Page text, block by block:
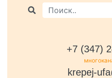
+7 (347)
krepej-